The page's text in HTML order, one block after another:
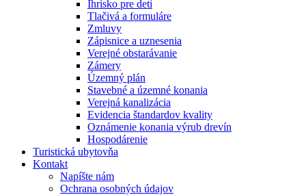
Ihrisko pre deti
Tlačivá a formuláre
Zmluvy
Zápisnice a uznesenia
Verejné obstarávanie
Zámery
Územný plán
Stavebné a územné konania
Verejná kanalizácia
Evidencia štandardov kvality
Oznámenie konania výrub drevín
Hospodárenie
Turistická ubytovňa
Kontakt
Napíšte nám
Ochrana osobných údajov